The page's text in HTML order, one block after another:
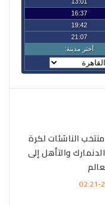
الناشئات لكرة
والتأهل إلى